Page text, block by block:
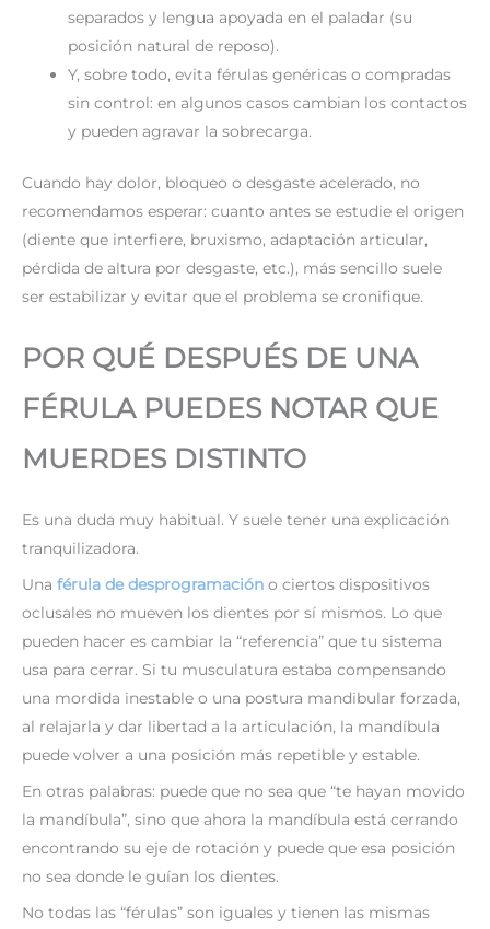
separados y lengua apoyada en el paladar (su
posición natural de reposo).
Y, sobre todo, evita férulas genéricas o compradas
sin control: en algunos casos cambian los contactos
y pueden agravar la sobrecarga.
Cuando hay dolor, bloqueo o desgaste acelerado, no
recomendamos esperar: cuanto antes se estudie el origen
(diente que interfiere, bruxismo, adaptación articular,
pérdida de altura por desgaste, etc.), más sencillo suele
ser estabilizar y evitar que el problema se cronifique.
POR QUÉ DESPUÉS DE UNA
FÉRULA PUEDES NOTAR QUE
MUERDES DISTINTO
Es una duda muy habitual. Y suele tener una explicación
tranquilizadora.
Una férula de desprogramación o ciertos dispositivos
oclusales no mueven los dientes por sí mismos. Lo que
pueden hacer es cambiar la “referencia” que tu sistema
usa para cerrar. Si tu musculatura estaba compensando
una mordida inestable o una postura mandibular forzada,
al relajarla y dar libertad a la articulación, la mandíbula
puede volver a una posición más repetible y estable.
En otras palabras: puede que no sea que “te hayan movido
la mandíbula”, sino que ahora la mandíbula está cerrando
encontrando su eje de rotación y puede que esa posición
no sea donde le guían los dientes.
No todas las “férulas” son iguales y tienen las mismas